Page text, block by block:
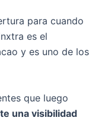
para cuando
es el
y es uno de los
que luego
una visibilidad